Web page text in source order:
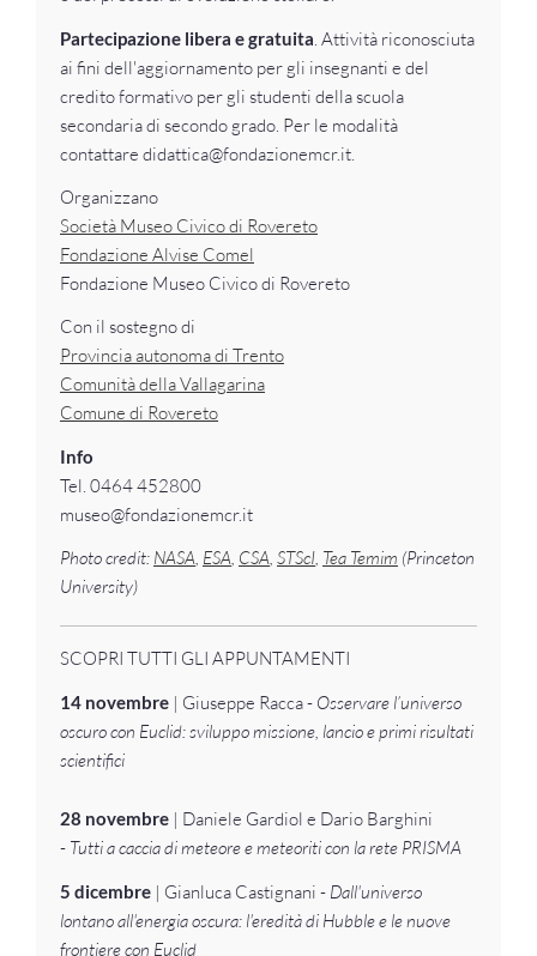
Partecipazione libera e gratuita. Attività riconosciuta
ai fini dell'aggiornamento per gli insegnanti e del
credito formativo per gli studenti della scuola
secondaria di secondo grado. Per le modalità
contattare didattica@fondazionemcr.it.
Organizzano
Società Museo Civico di Rovereto
Fondazione Alvise Comel
Fondazione Museo Civico di Rovereto
Con il sostegno di
Provincia autonoma di Trento
Comunità della Vallagarina
Comune di Rovereto
Info
Tel. 0464 452800
museo@fondazionemcr.it
Photo credit: NASA, ESA, CSA, STScI, Tea Temim (Princeton
University)
SCOPRI TUTTI GLI APPUNTAMENTI
14 novembre | Giuseppe Racca - Osservare l’universo
oscuro con Euclid: sviluppo missione, lancio e primi risultati
scientifici
28 novembre | Daniele Gardiol e Dario Barghini
- Tutti a caccia di meteore e meteoriti con la rete PRISMA
5 dicembre | Gianluca Castignani - Dall'universo
lontano all'energia oscura: l'eredità di Hubble e le nuove
frontiere con Euclid